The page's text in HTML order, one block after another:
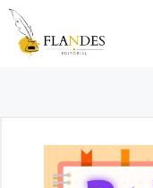
Saltar
contenido